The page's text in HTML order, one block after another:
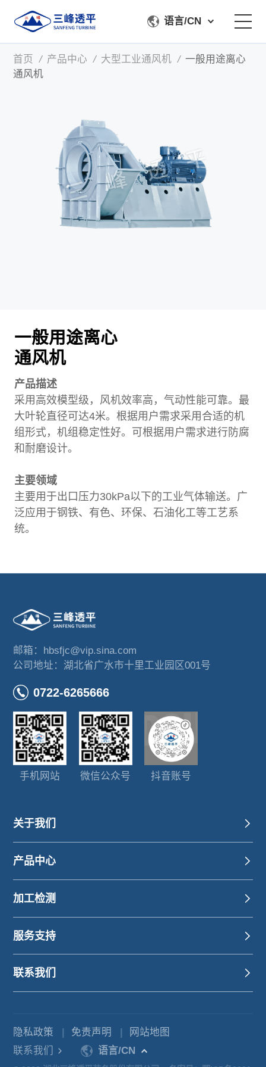
关于我们
服务支持
语言/CN
首页 / 产品中心 / 大型工业通风机 / 一般用途离心
通风机
一般用途离心
通风机
产品描述
采用高效模型级，风机效率高，气动性能可靠。最
大叶轮直径可达4米。根据用户需求采用合适的机
组形式，机组稳定性好。可根据用户需求进行防腐
和耐磨设计。
主要领域
主要用于出口压力30kPa以下的工业气体输送。广
泛应用于钢铁、有色、环保、石油化工等工艺系
统。
邮箱：hbsfjc@vip.sina.com
公司地址：湖北省广水市十里工业园区001号
0722-6265666
手机网站 微信公众号 抖音账号
关于我们
产品中心
加工检测
服务支持
联系我们
隐私政策 | 免责声明 |
网站地图
联系我们
语言/CN